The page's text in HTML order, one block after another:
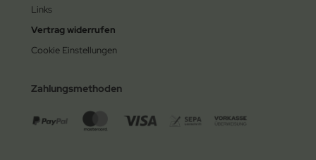
Links
Vertrag widerrufen
Cookie Einstellungen
Zahlungsmethoden